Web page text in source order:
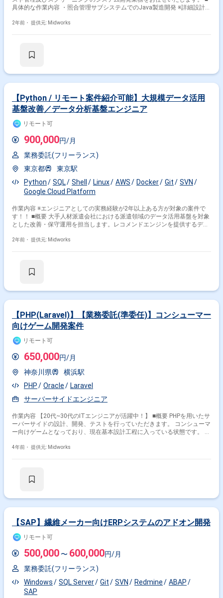
具体的な作業内容 ・照合管理サブシステムでのJava製造開発 ※詳細設計～
Oracle WebLogic Server、 MyBatis、 Oracle12c、 Git、 SVN
2年前・ 提供元: Midworks
【Python / リモート案件紹介可能】大規模データ活用
基盤改善／データ分析基盤エンジニア
リモート可
900,000円/月
業務委託(フリーランス)
東京都
東京駅
Python
SQL Shell Linux AWS Docker Git
SVN
Google Cloud Platform
作業内容 ※エンジニアとしての実務経験が2年以上ある方が対象の案件で
す！！ ■概要 大手人材派遣会社における派遣領域のデータ活用基盤を対象
とした改善・保守運用を担当します。レコメンドエンジンを提供するデー
技術検証、簡易的な機械学習モデルのチューニングなども手掛けます。大
サービスやミドルウェアの新規技術検証 ・簡易的な機械学習モデルのチュ
2年前・ 提供元: Midworks
【PHP(Laravel)】【業務委託(準委任)】コンシューマー
向けゲーム開発案件
リモート可
650,000円/月
神奈川県
横浜駅
PHP
Oracle
Laravel
サーバーサイドエンジニア
作業内容 【20代~30代のITエンジニアが活躍中！】 ■概要 PHPを用いたサ
ーバーサイドの設計、開発、テストを行っていただきます。 コンシューマ
ー向けゲームとなっており、現在基本設計工程に入っている状態です。 今
リモート ■開発環境 主な使用技術 ・Linux ・PHP(CodeIgniter) ・
4年前・ 提供元: Midworks
【SAP】繊維メーカー向けERPシステムのアドオン開発
リモート可
500,000 〜 600,000円/月
業務委託(フリーランス)
Windows
SQL Server Git SVN Redmine
ABAP
SAP